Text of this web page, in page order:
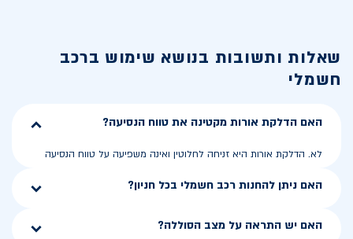
שאלות ותשובות בנושא שימוש ברכב
חשמלי
האם הדלקת אורות מקטינה את טווח הנסיעה?
לא. הדלקת אורות היא זניחה לחלוטין ואינה משפיעה על טווח הנסיעה
האם ניתן להחנות רכב חשמלי בכל חניון?
האם יש התראה על מצב הסוללה?